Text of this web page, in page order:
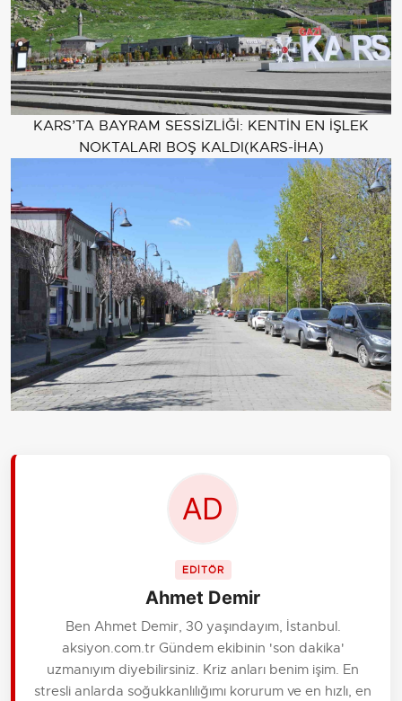
KARS’TA BAYRAM SESSİZLİĞİ: KENTİN EN İŞLEK
NOKTALARI BOŞ KALDI(KARS-İHA)
EDİTÖR
Ahmet Demir
Ben Ahmet Demir, 30 yaşındayım, İstanbul.
aksiyon.com.tr Gündem ekibinin 'son dakika'
uzmanıyım diyebilirsiniz. Kriz anları benim işim. En
stresli anlarda soğukkanlılığımı korurum ve en hızlı, en